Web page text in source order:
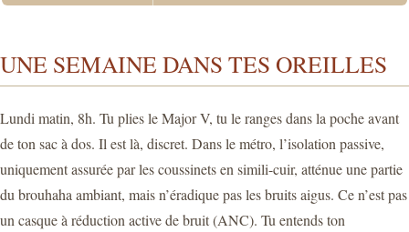
UNE SEMAINE DANS TES OREILLES
Lundi matin, 8h. Tu plies le Major V, tu le ranges dans la poche avant
de ton sac à dos. Il est là, discret. Dans le métro, l’isolation passive,
uniquement assurée par les coussinets en simili-cuir, atténue une partie
du brouhaha ambiant, mais n’éradique pas les bruits aigus. Ce n’est pas
un casque à réduction active de bruit (ANC). Tu entends ton